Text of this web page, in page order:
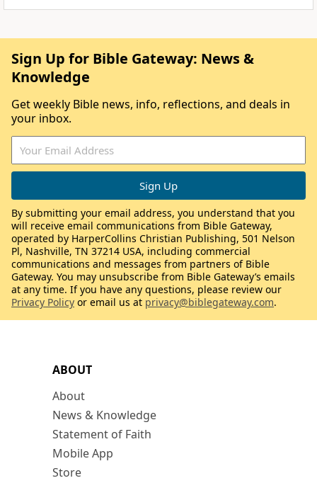
ABOUT
About
News & Knowledge
Statement of Faith
Mobile App
Store
Sign Up for Bible Gateway: News &
Knowledge
Get weekly Bible news, info, reflections, and deals in
your inbox.
By submitting your email address, you understand that you
will receive email communications from Bible Gateway,
operated by HarperCollins Christian Publishing, 501 Nelson
Pl, Nashville, TN 37214 USA, including commercial
communications and messages from partners of Bible
Gateway. You may unsubscribe from Bible Gateway’s emails
at any time. If you have any questions, please review our
Privacy Policy or email us at privacy@biblegateway.com.